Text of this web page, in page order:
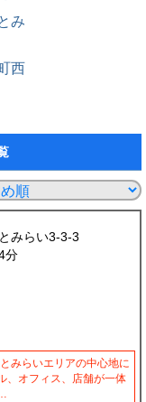
み
西
みらい3-3-3
分
みらいエリアの中心地に
、オフィス、店舗が一体